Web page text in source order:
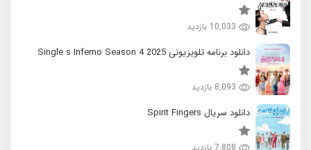
10,033 بازدید
دانلود برنامه تلویزیونی 2025 Single s Inferno Season 4
8,093 بازدید
دانلود سریال Spirit Fingers
7,808 بازدید